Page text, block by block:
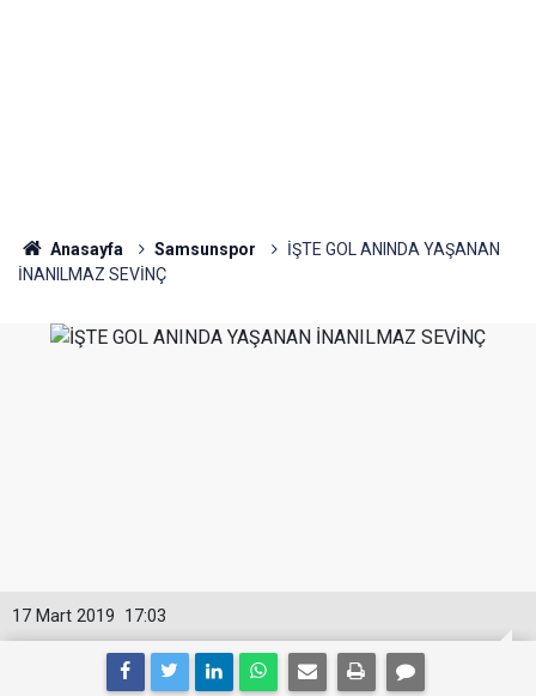
Anasayfa Samsunspor
İŞTE GOL ANINDA YAŞANAN
İNANILMAZ SEVİNÇ
17:03
17 Mart 2019